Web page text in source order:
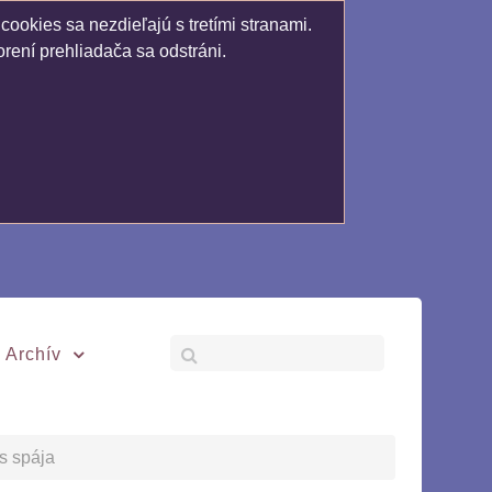
sa nezdieľajú s tretími stranami.
prehliadača sa odstráni.
Archív
spája